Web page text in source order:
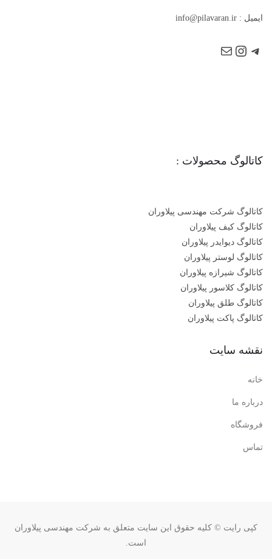
ایمیل : info@pilavaran ir
کاتالوگ محصولات :
کاتالوگ شرکت مهندسی پیلاوران
کاتالوگ کیف پیلاوران
کاتالوگ دیوایدر پیلاوران
کاتالوگ لوستر پیلاوران
کاتالوگ شیرازه پیلاوران
کاتالوگ کلاسور پیلاوران
کاتالوگ طلق پیلاوران
کاتالوگ پاکت پیلاوران
نقشه سایت
خانه
درباره ما
فروشگاه
تماس
کپی رایت © کلیه حقوق این سایت متعلق به شرکت مهندسی پیلاوران
است.